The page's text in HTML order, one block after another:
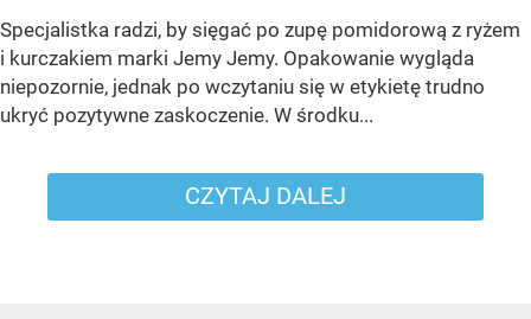
Specjalistka radzi, by sięgać po zupę pomidorową z ryżem
i kurczakiem marki Jemy Jemy. Opakowanie wygląda
niepozornie, jednak po wczytaniu się w etykietę trudno
ukryć pozytywne zaskoczenie. W środku...
CZYTAJ DALEJ